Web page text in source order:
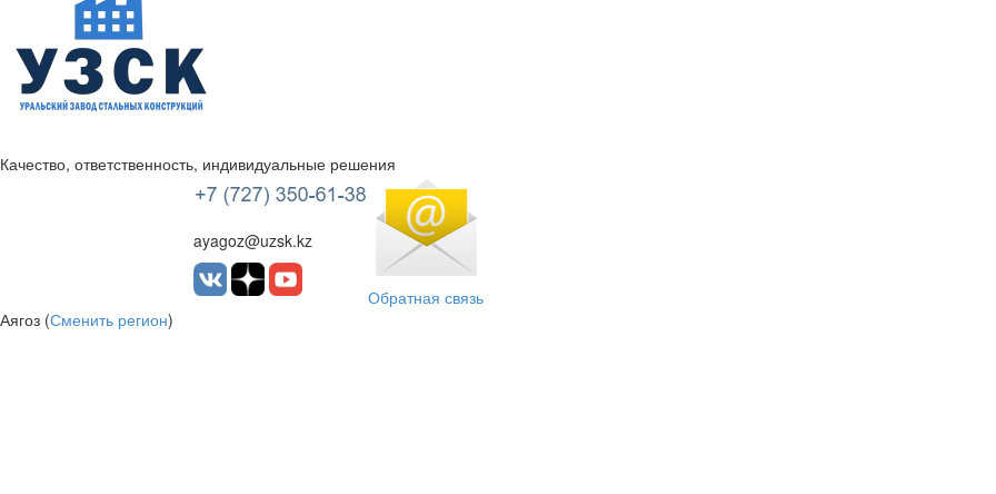
УЗСК Казахстан
Качество, ответственность, индивидуальные решения
ayagoz@uzsk.kz
Обратная связь
Аягоз (Сменить регион)